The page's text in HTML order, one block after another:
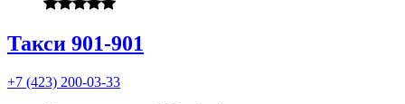
Такси 901-901
+7 (423) 200-03-33